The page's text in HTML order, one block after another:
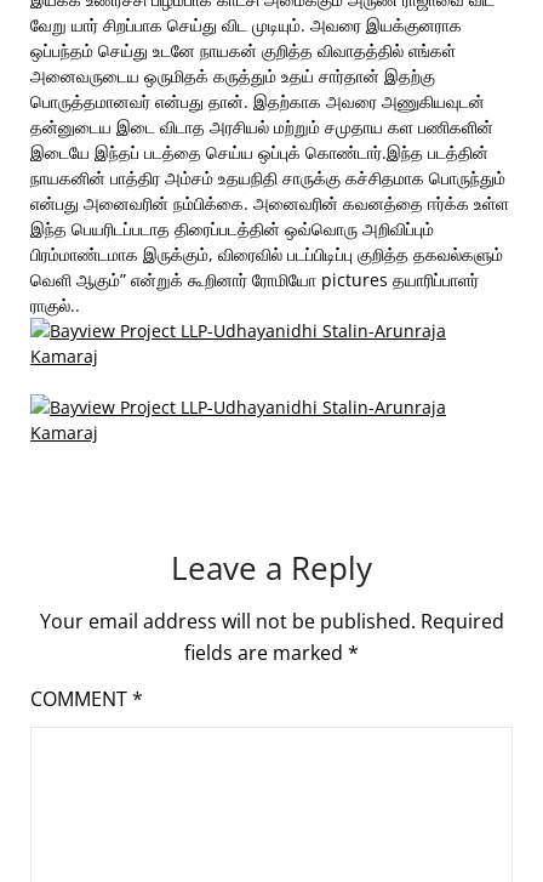
வேறு யார் சிறப்பாக செய்து விட முடியும். அவரை இயக்குனராக
ஒப்பந்தம் செய்து உடனே நாயகன் குறித்த விவாதத்தில் எங்கள்
அனைவருடைய ஒருமிதக் கருத்தும் உதய் சார்தான் இதற்கு
பொருத்தமானவர் என்பது தான். இதற்காக அவரை அணுகியவுடன்
தன்னுடைய இடை விடாத அரசியல் மற்றும் சமுதாய கள பணிகளின்
இடையே இந்தப் படத்தை செய்ய ஒப்புக் கொண்டார்.இந்த படத்தின்
நாயகனின் பாத்திர அம்சம் உதயநிதி சாருக்கு கச்சிதமாக பொருந்தும்
என்பது அனைவரின் நம்பிக்கை. அனைவரின் கவனத்தை ஈர்க்க உள்ள
இந்த பெயரிடப்படாத திரைப்படத்தின் ஒவ்வொரு அறிவிப்பும்
பிரம்மாண்டமாக இருக்கும், விரைவில் படப்பிடிப்பு குறித்த தகவல்களும்
வெளி ஆகும்” என்றுக் கூறினார் ரோமியோ pictures தயாரிப்பாளர்
ராகுல்..
Leave a Reply
Your email address will not be published. Required
fields are marked *
COMMENT*